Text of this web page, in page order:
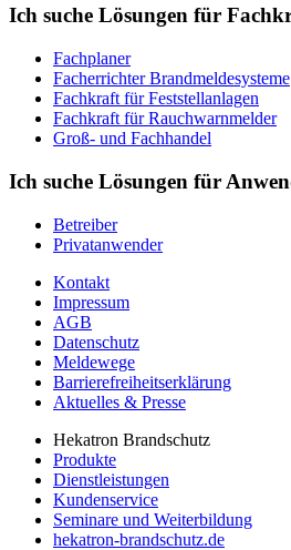
Ich suche Lösungen für
Fachplaner
Facherrichter Brandmeldesysteme
Fachkraft für Feststellanlagen
Fachkraft für Rauchwarnmelder
Groß- und Fachhandel
Ich suche Lösungen für
Betreiber
Privatanwender
Kontakt
Impressum
AGB
Datenschutz
Meldewege
Barrierefreiheitserklärung
Aktuelles & Presse
Hekatron Brandschutz
Produkte
Dienstleistungen
Kundenservice
Seminare und Weiterbildung
hekatron-brandschutz.de